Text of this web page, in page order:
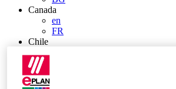
Canada
en
FR
Chile
China